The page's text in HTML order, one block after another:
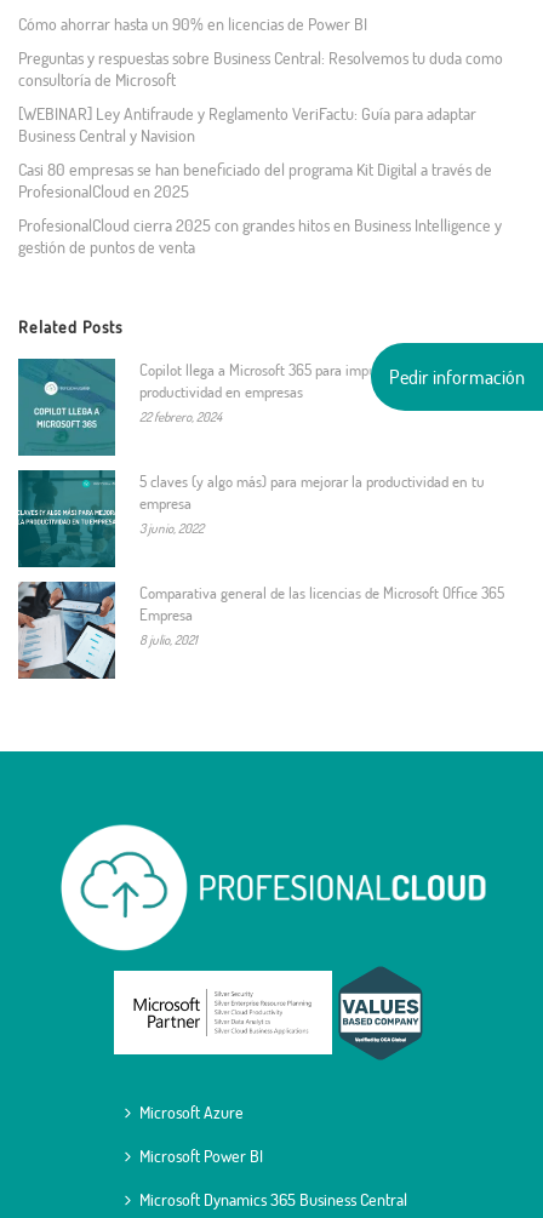
Pedir información
Cómo ahorrar hasta un 90% en licencias de Power BI
Preguntas y respuestas sobre Business Central: Resolvemos tu duda como
consultoría de Microsoft
[WEBINAR] Ley Antifraude y Reglamento VeriFactu: Guía para adaptar
Business Central y Navision
Casi 80 empresas se han beneficiado del programa Kit Digital a través de
ProfesionalCloud en 2025
ProfesionalCloud cierra 2025 con grandes hitos en Business Intelligence y
gestión de puntos de venta
Related Posts
Copilot llega a Microsoft 365 para impulsar la creatividad y
productividad en empresas
22 febrero, 2024
5 claves (y algo más) para mejorar la productividad en tu
empresa
3 junio, 2022
Comparativa general de las licencias de Microsoft Office 365
Empresa
8 julio, 2021
Microsoft Azure
Microsoft Power BI
Microsoft Dynamics 365 Business Central